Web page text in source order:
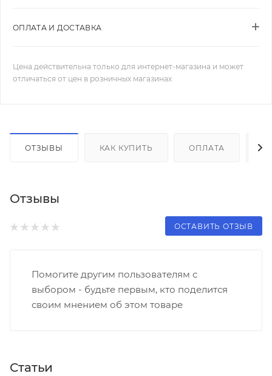
ОПЛАТА И ДОСТАВКА
Цена действительна только для интернет-магазина и может
отличаться от цен в розничных магазинах
ОТЗЫВЫ КАК КУПИТЬ ОПЛАТА
Отзывы
ОСТАВИТЬ ОТЗЫВ
Помогите другим пользователям с
выбором - будьте первым, кто поделится
своим мнением об этом товаре
Статьи